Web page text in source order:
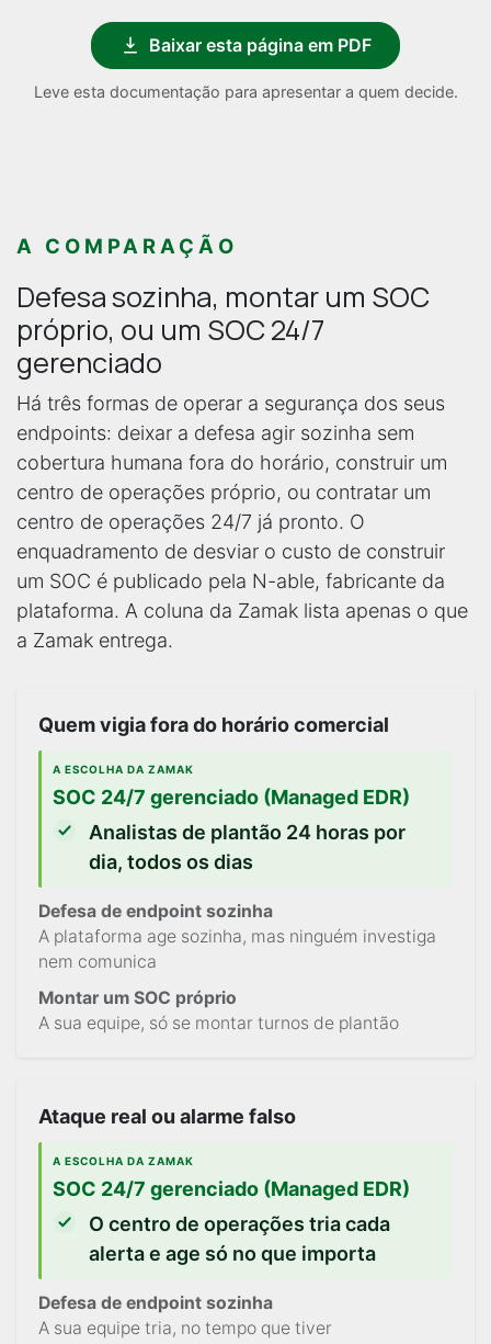
Baixar esta página em PDF
Leve esta documentação para apresentar a quem decide.
A COMPARAÇÃO
Defesa sozinha, montar um SOC
próprio, ou um SOC 24/7
gerenciado
Há três formas de operar a segurança dos seus
endpoints: deixar a defesa agir sozinha sem
cobertura humana fora do horário, construir um
centro de operações próprio, ou contratar um
centro de operações 24/7 já pronto. O
enquadramento de desviar o custo de construir
um SOC é publicado pela N-able, fabricante da
plataforma. A coluna da Zamak lista apenas o que
a Zamak entrega.
Quem vigia fora do horário comercial
A ESCOLHA DA ZAMAK
SOC 24/7 gerenciado (Managed EDR)
Analistas de plantão 24 horas por
dia, todos os dias
Defesa de endpoint sozinha
A plataforma age sozinha, mas ninguém investiga
nem comunica
Montar um SOC próprio
A sua equipe, só se montar turnos de plantão
Ataque real ou alarme falso
A ESCOLHA DA ZAMAK
SOC 24/7 gerenciado (Managed EDR)
O centro de operações tria cada
alerta e age só no que importa
Defesa de endpoint sozinha
A sua equipe tria, no tempo que tiver